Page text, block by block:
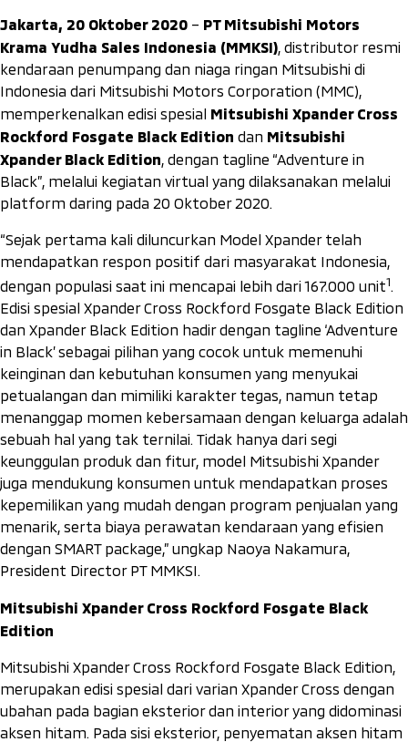
Jakarta, 20 Oktober 2020 – PT Mitsubishi Motors
Krama Yudha Sales Indonesia (MMKSI) , distributor resmi
kendaraan penumpang dan niaga ringan Mitsubishi di
Indonesia dari Mitsubishi Motors Corporation (MMC),
memperkenalkan edisi spesial Mitsubishi Xpander Cross
Rockford Fosgate Black Edition dan Mitsubishi
Xpander Black Edition , dengan tagline “Adventure in
Black”, melalui kegiatan virtual yang dilaksanakan melalui
platform daring pada 20 Oktober 2020.
“Sejak pertama kali diluncurkan Model Xpander telah
mendapatkan respon positif dari masyarakat Indonesia,
dengan populasi saat ini mencapai lebih dari 167.000 unit1.
Edisi spesial Xpander Cross Rockford Fosgate Black Edition
dan Xpander Black Edition hadir dengan tagline ‘Adventure
in Black’ sebagai pilihan yang cocok untuk memenuhi
keinginan dan kebutuhan konsumen yang menyukai
petualangan dan mimiliki karakter tegas, namun tetap
menanggap momen kebersamaan dengan keluarga adalah
sebuah hal yang tak ternilai. Tidak hanya dari segi
keunggulan produk dan fitur, model Mitsubishi Xpander
juga mendukung konsumen untuk mendapatkan proses
kepemilikan yang mudah dengan program penjualan yang
menarik, serta biaya perawatan kendaraan yang efisien
dengan SMART package,” ungkap Naoya Nakamura,
President Director PT MMKSI.
Mitsubishi Xpander Cross Rockford Fosgate Black
Edition
Mitsubishi Xpander Cross Rockford Fosgate Black Edition,
merupakan edisi spesial dari varian Xpander Cross dengan
ubahan pada bagian eksterior dan interior yang didominasi
aksen hitam. Pada sisi eksterior, penyematan aksen hitam